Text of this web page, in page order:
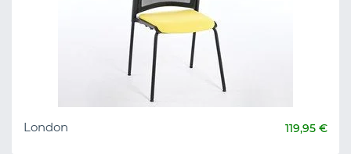
London 119,95 €